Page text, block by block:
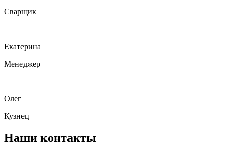
Сварщик
Екатерина
Менеджер
Олег
Кузнец
Наши контакты